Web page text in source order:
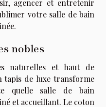
agencer et entretenir
votre salle de bain
nobles
naturelles et haut de
tapis de luxe transforme
quelle salle de bain
et accueillant. Le coton